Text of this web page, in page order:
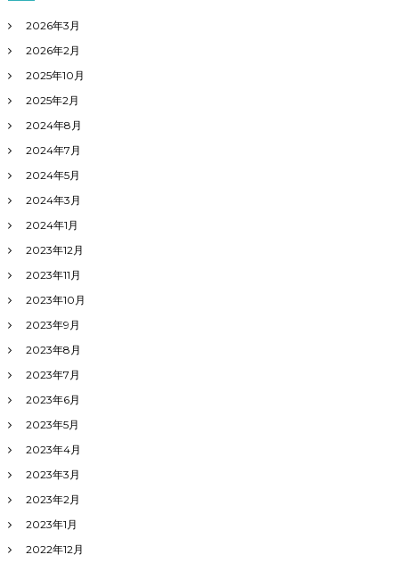
2026年3月
2026年2月
2025年10月
2025年2月
2024年8月
2024年7月
2024年5月
2024年3月
2024年1月
2023年12月
2023年11月
2023年10月
2023年9月
2023年8月
2023年7月
2023年6月
2023年5月
2023年4月
2023年3月
2023年2月
2023年1月
2022年12月